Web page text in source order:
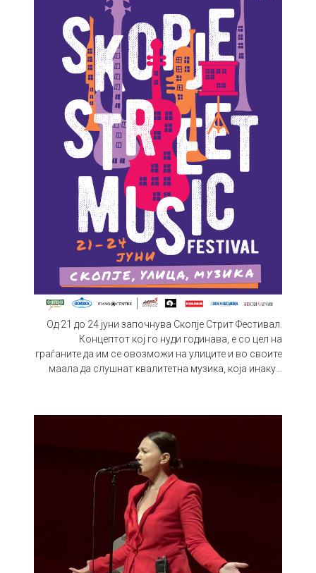
Од 21 до 24 јуни започнува Скопје Стрит Фестивал.
Концептот кој го нуди годинава, е со цел на
граѓаните да им се овозможи на улиците и во своите
маала да слушнат квалитетна музика, која инаку…